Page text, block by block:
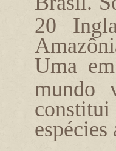
20
Uma
mundo
constitui